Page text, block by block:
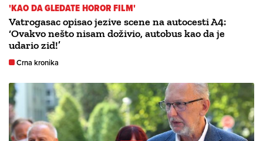
'KAO DA GLEDATE HOROR FILM'
Vatrogasac opisao jezive scene na autocesti A4:
‘Ovakvo nešto nisam doživio, autobus kao da je
udario zid!’
Crna kronika